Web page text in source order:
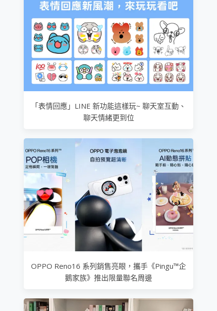
「表情回應」LINE 新功能這樣玩~ 聊天室互動、
聊天情緒更到位
OPPO Reno16 系列銷售亮眼，攜手《Pingu™企
鵝家族》推出限量聯名周邊